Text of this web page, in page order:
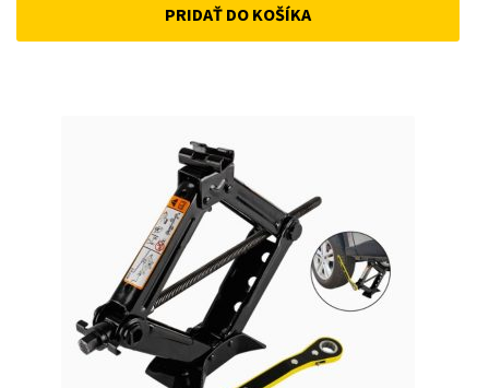
was: is:
PRIDAŤ DO KOŠÍKA